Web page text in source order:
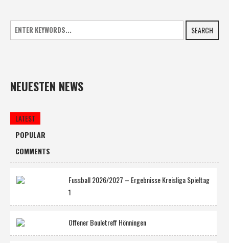
SEARCH
NEUESTEN NEWS
LATEST
POPULAR
COMMENTS
Fussball 2026/2027 – Ergebnisse Kreisliga Spieltag
1
Offener Bouletreff Hönningen